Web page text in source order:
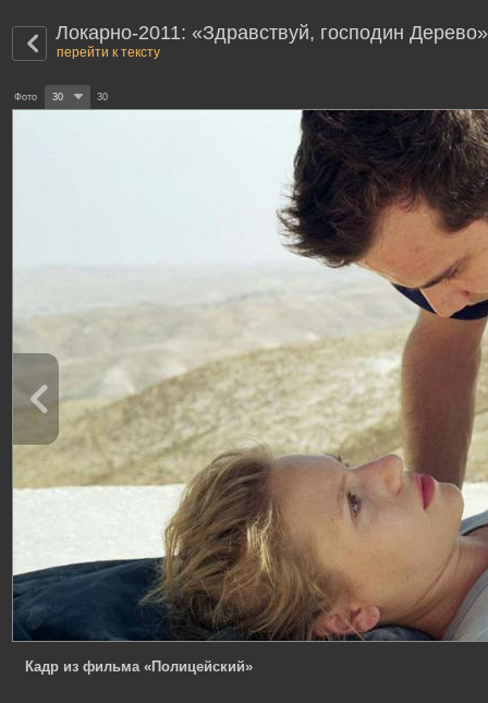
Локарно-2011: «Здравствуй, господин
перейти к тексту
Фото 30 30
Кадр из фильма «Полицейский»